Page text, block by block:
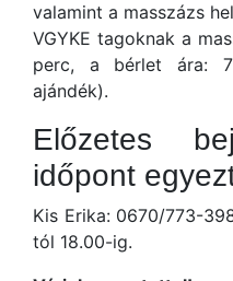
valamint a masszázs
VGYKE tagoknak a
perc, a bérlet ára:
ajándék).
Előzetes
időpont
Kis Erika: 0670/773-
tól 18.00-ig.